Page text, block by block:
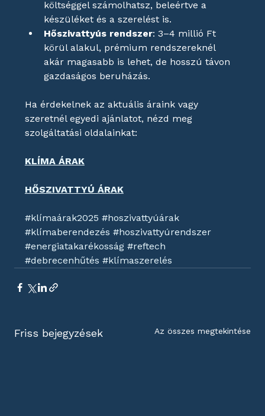
költséggel számolhatsz, beleértve a
készüléket és a szerelést is.
Hőszivattyús rendszer: 3–4 millió Ft
körül alakul, prémium rendszereknél
akár magasabb is lehet, de hosszú távon
gazdaságos beruházás.
Ha érdekelnek az aktuális áraink vagy
szeretnél egyedi ajánlatot, nézd meg
szolgáltatási oldalainkat:
KLÍMA ÁRAK
HŐSZIVATTYÚ ÁRAK
#klímaárak2025 #hoszivattyúárak
#klímaberendezés #hoszivattyúrendszer
#energiatakarékosság #reftech
#debrecenhűtés #klímaszerelés
Friss bejegyzések Az összes megtekintése